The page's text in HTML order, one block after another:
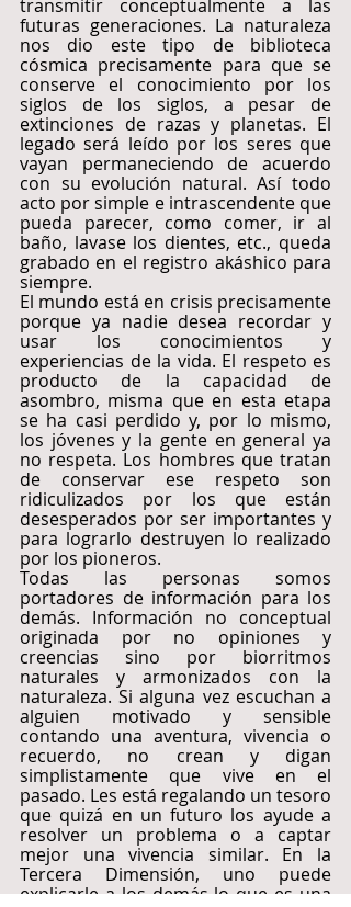
transmitir conceptualmente a las
futuras generaciones. La naturaleza
nos dio este tipo de biblioteca
cósmica precisamente para que se
conserve el conocimiento por los
siglos de los siglos, a pesar de
extinciones de razas y planetas. El
legado será leído por los seres que
vayan permaneciendo de acuerdo
con su evolución natural. Así todo
acto por simple e intrascendente que
pueda parecer, como comer, ir al
baño, lavase los dientes, etc., queda
grabado en el registro akáshico para
siempre.
El mundo está en crisis precisamente
porque ya nadie desea recordar y
usar los conocimientos y
experiencias de la vida. El respeto es
producto de la capacidad de
asombro, misma que en esta etapa
se ha casi perdido y, por lo mismo,
los jóvenes y la gente en general ya
no respeta. Los hombres que tratan
de conservar ese respeto son
ridiculizados por los que están
desesperados por ser importantes y
para lograrlo destruyen lo realizado
por los pioneros.
Todas las personas somos
portadores de información para los
demás. Información no conceptual
originada por no opiniones y
creencias sino por biorritmos
naturales y armonizados con la
naturaleza. Si alguna vez escuchan a
alguien motivado y sensible
contando una aventura, vivencia o
recuerdo, no crean y digan
simplistamente que vive en el
pasado. Les está regalando un tesoro
que quizá en un futuro los ayude a
resolver un problema o a captar
mejor una vivencia similar. En la
Tercera Dimensión, uno puede
explicarle a los demás lo que es una